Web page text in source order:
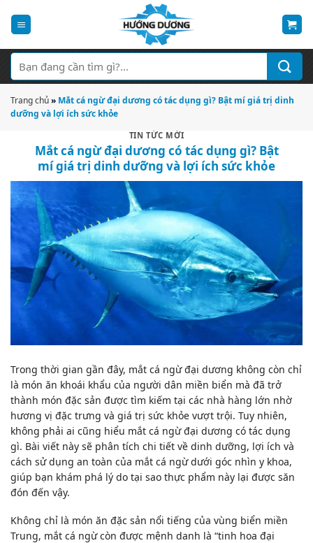
qua
dung
Tìm
kiếm:
Trang chủ» Mắt cá ngừ đại dương có tác dụng gì? Bật mí giá trị dinh
dưỡng và lợi ích sức khỏe
TIN TỨC MỚI
Mắt cá ngừ đại dương có tác dụng gì? Bật
mí giá trị dinh dưỡng và lợi ích sức khỏe
Trong thời gian gần đây, mắt cá ngừ đại dương không còn chỉ
là món ăn khoái khẩu của người dân miền biển mà đã trở
thành món đặc sản được tìm kiếm tại các nhà hàng lớn nhờ
hương vị đặc trưng và giá trị sức khỏe vượt trội. Tuy nhiên,
không phải ai cũng hiểu mắt cá ngừ đại dương có tác dụng
gì. Bài viết này sẽ phân tích chi tiết về dinh dưỡng, lợi ích và
cách sử dụng an toàn của mắt cá ngừ dưới góc nhìn y khoa,
giúp bạn khám phá lý do tại sao thực phẩm này lại được săn
đón đến vậy.
Không chỉ là món ăn đặc sản nổi tiếng của vùng biển miền
Trung, mắt cá ngừ còn được mệnh danh là “tinh hoa đại